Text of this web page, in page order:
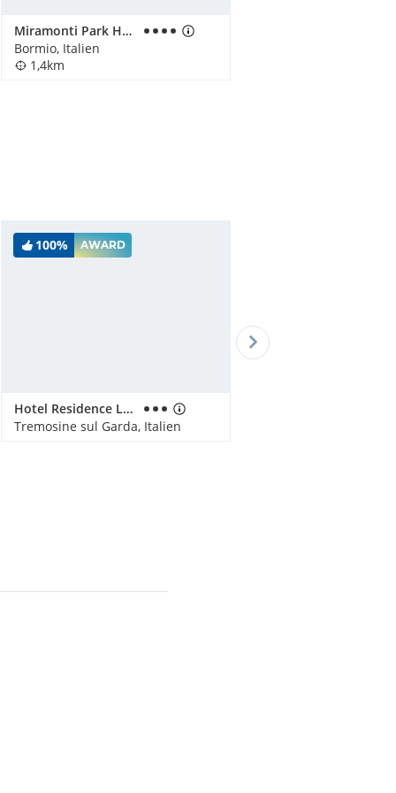
Miramonti Park Hotel
Bormio, Italien
1,4km
100% AWARD
Hotel Residence La Pertica
Tremosine sul Garda, Italien